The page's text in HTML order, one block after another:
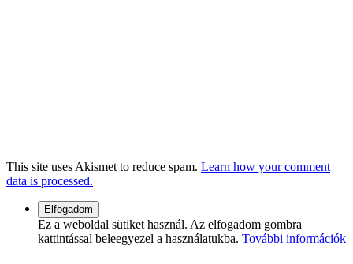
This site uses Akismet to reduce spam. Learn how your comment
data is processed.
Ez a weboldal sütiket használ. Az elfogadom gombra
kattintással beleegyezel a használatukba. További információk